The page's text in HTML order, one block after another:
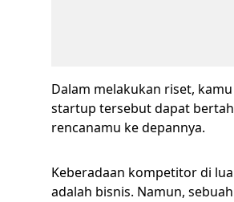
Dalam melakukan riset,
startup tersebut dapat
rencanamu ke depannya.
Keberadaan kompetitor di
adalah bisnis. Namun,